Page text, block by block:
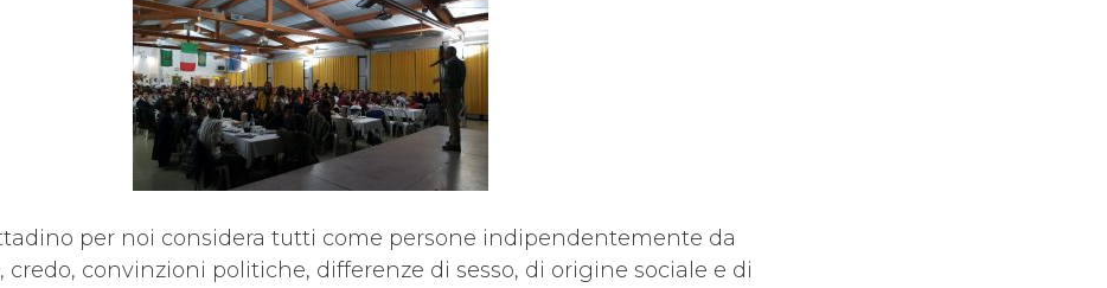
per noi considera tutti come persone indipendentemente da
convinzioni politiche, differenze di sesso, di origine sociale e di